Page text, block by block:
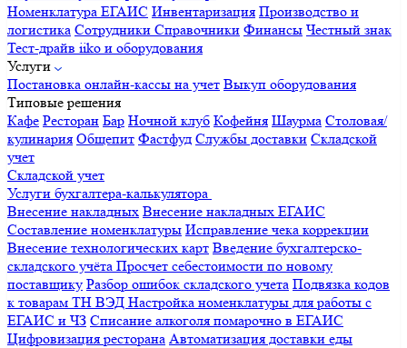
Номенклатура ЕГАИС Инвентаризация Производство и
логистика Сотрудники Справочники Финансы Честный знак
Тест-драйв iiko и оборудования
Услуги
Постановка онлайн-кассы на учет Выкуп оборудования
Типовые решения
Кафе Ресторан Бар Ночной клуб Кофейня Шаурма Столовая/
кулинария Общепит Фастфуд Службы доставки Складской
учет
Складской учет
Услуги бухгалтера-калькулятора
Внесение накладных Внесение накладных ЕГАИС
Составление номенклатуры Исправление чека коррекции
Внесение технологических карт Введение бухгалтерско-
складского учёта Просчет себестоимости по новому
поставщику Разбор ошибок складского учета Подвязка кодов
к товарам ТН ВЭД Настройка номенклатуры для работы с
ЕГАИС и ЧЗ Списание алкоголя помарочно в ЕГАИС
Цифровизация ресторана Автоматизация доставки еды